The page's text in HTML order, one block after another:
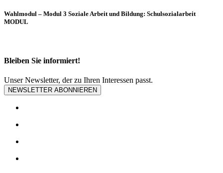
Wahlmodul – Modul 3 Soziale Arbeit und Bildung: Schulsozialarbeit
MODUL
Bleiben Sie informiert!
Unser Newsletter, der zu Ihren Interessen passt.
NEWSLETTER ABONNIEREN